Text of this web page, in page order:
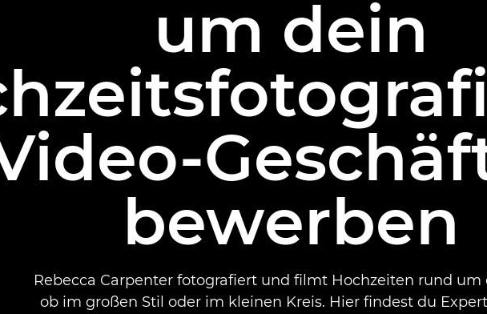
um dein
bewerben
Rebecca Carpenter fotografiert und filmt Hochzeiten rund um
ob im großen Stil oder im kleinen Kreis. Hier findest du